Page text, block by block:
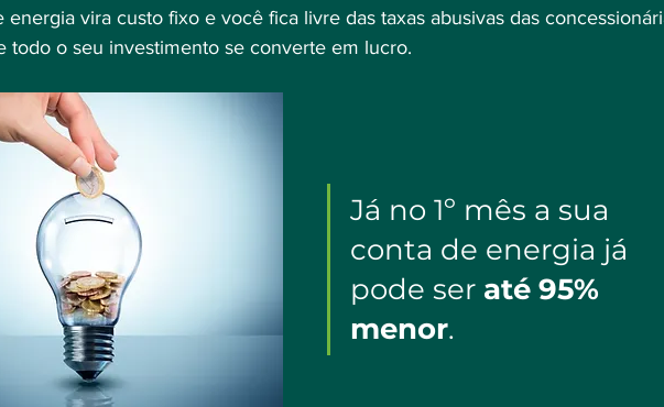
energia vira custo fixo e você fica livre das taxas abusivas das
todo o seu investimento se converte em lucro.
Já no 1º mês a sua
conta de energia já
pode ser até 95%
menor.